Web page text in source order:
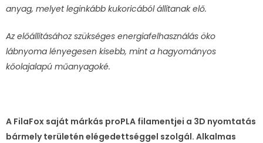
anyag, melyet leginkább kukoricából állítanak elő.
Az előállításához szükséges energiafelhasználás öko
lábnyoma lényegesen kisebb, mint a hagyományos
kőolajalapú műanyagoké.
A FilaFox saját márkás proPLA filamentjei a 3D nyomtatás
bármely területén elégedettséggel szolgál. Alkalmas